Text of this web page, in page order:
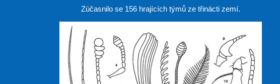
Zúčasnilo se 156 hrajících týmů ze třinácti zemí.